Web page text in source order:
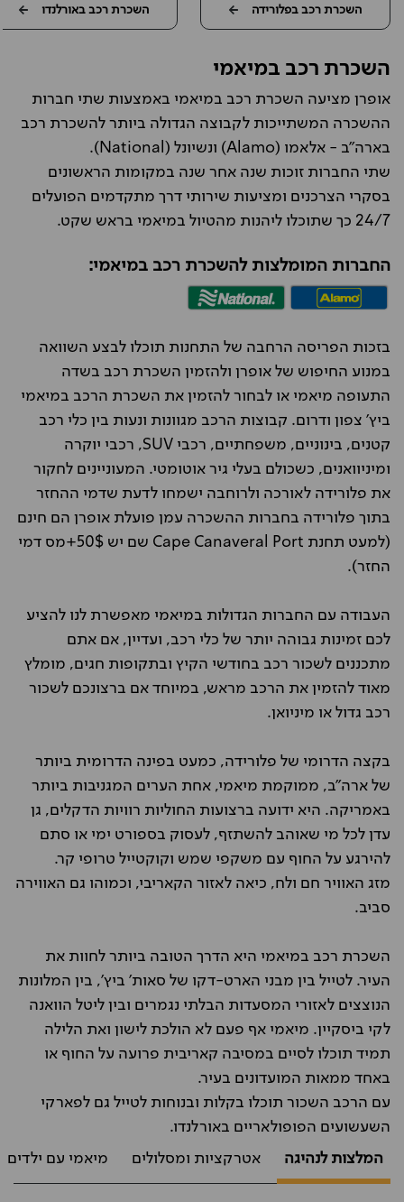
השכרת רכב בפלורידה השכרת רכב באורלנדו
השכרת רכב במיאמי
אופרן מציעה השכרת רכב במיאמי באמצעות שתי חברות
ההשכרה המשתייכות לקבוצה הגדולה ביותר להשכרת רכב
בארה"ב - אלאמו (Alamo) ונשיונל (National).
שתי החברות זוכות שנה אחר שנה במקומות הראשונים
בסקרי הצרכנים ומציעות שירותי דרך מתקדמים הפועלים
24/7 כך שתוכלו ליהנות מהטיול במיאמי בראש שקט.
החברות המומלצות להשכרת רכב במיאמי:
בזכות הפריסה הרחבה של התחנות תוכלו לבצע השוואה
במנוע החיפוש של אופרן ולהזמין השכרת רכב בשדה
התעופה מיאמי או לבחור להזמין את השכרת הרכב במיאמי
ביץ' צפון ודרום. קבוצות הרכב מגוונות ונעות בין כלי רכב
קטנים, בינוניים, משפחתיים, רכבי SUV, רכבי יוקרה
ומיניוואנים, כשכולם בעלי גיר אוטומטי. המעוניינים לחקור
את פלורידה לאורכה ולרוחבה ישמחו לדעת שדמי ההחזר
בתוך פלורידה בחברות ההשכרה עמן פועלת אופרן הם חינם
(למעט תחנת Cape Canaveral Port שם יש 50$+מס דמי
החזר).
העבודה עם החברות הגדולות במיאמי מאפשרת לנו להציע
לכם זמינות גבוהה יותר של כלי רכב, ועדיין, אם אתם
מתכננים לשכור רכב בחודשי הקיץ ובתקופות חגים, מומלץ
מאוד להזמין את הרכב מראש, במיוחד אם ברצונכם לשכור
רכב גדול או מיניואן.
בקצה הדרומי של פלורידה, כמעט בפינה הדרומית ביותר
של ארה"ב, ממוקמת מיאמי, אחת הערים המגניבות ביותר
באמריקה. היא ידועה ברצועות החוליות רוויות הדקלים, גן
עדן לכל מי שאוהב להשתזף, לעסוק בספורט ימי או סתם
להירגע על החוף עם משקפי שמש וקוקטייל טרופי קר.
מזג האוויר חם ולח, כיאה לאזור הקאריבי, וכמוהו גם האווירה
סביב.
השכרת רכב במיאמי היא הדרך הטובה ביותר לחוות את
העיר. לטייל בין מבני הארט-דקו של סאות' ביץ', בין המלונות
הנוצצים לאזורי המסעדות הבלתי נגמרים ובין ליטל הוואנה
לקי ביסקיין. מיאמי אף פעם לא הולכת לישון ואת הלילה
תמיד תוכלו לסיים במסיבה קאריבית פרועה על החוף או
באחד ממאות המועדונים בעיר.
עם הרכב השכור תוכלו בקלות ובנוחות לטייל גם לפארקי
השעשועים הפופולאריים באורלנדו.
המלצות לנהיגה
אטרקציות ומסלולים מיאמי עם ילדים